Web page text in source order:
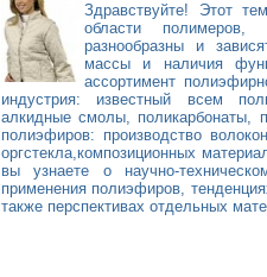
Здравствуйте! Этот
области
разнообразны и
массы и наличия
ассортимент
индустрия: известный всем
алкидные смолы, поликарбонаты,
полиэфиров: производство
оргстекла,композиционных
вы узнаете о научно-
применения полиэфиров,
также перспективах отдельных